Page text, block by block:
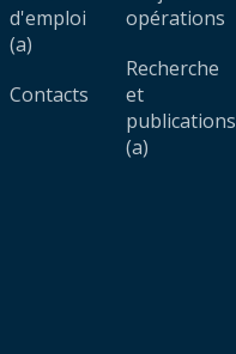
d'emploi
(a)
Contacts
opérations
Recherche
et
publications
(a)